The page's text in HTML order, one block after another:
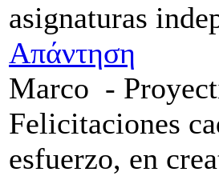
asignaturas
Απάντηση
Marco -
Felicitaciones
esfuerzo, en